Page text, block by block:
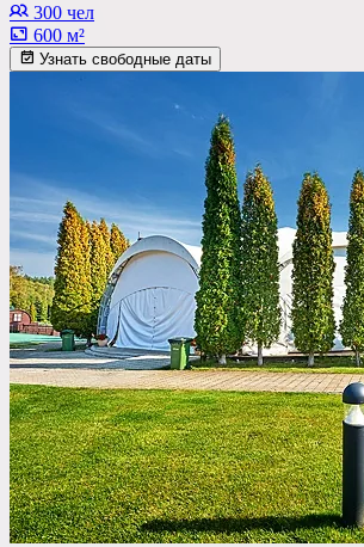
300 чел
600 м²
Узнать свободные даты